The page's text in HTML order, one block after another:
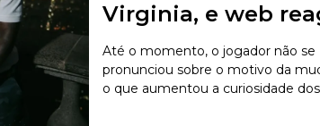
Virginia, e web
Até o momento, o jogador não se
pronunciou sobre o motivo da
o que aumentou a curiosidade dos